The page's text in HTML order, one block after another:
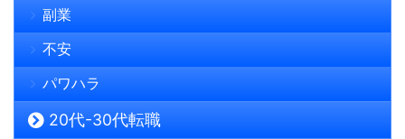
副業
不安
パワハラ
20代-30代転職